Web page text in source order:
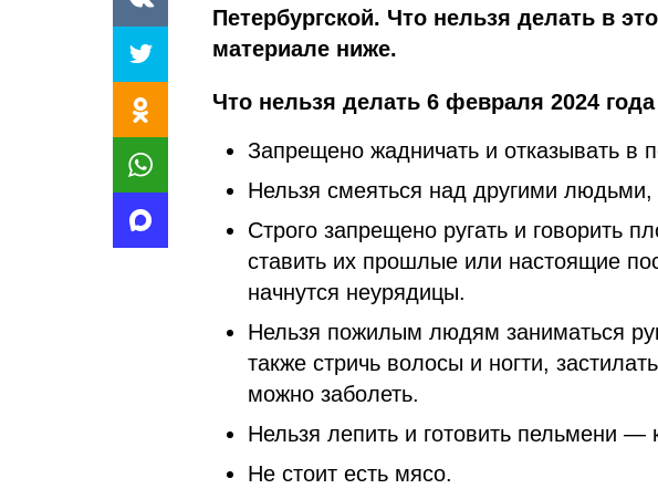
Петербургской. Что нельзя делать в
материале ниже.
Что нельзя делать 6 февраля 2024 года
Запрещено жадничать и отказывать в
Нельзя смеяться над другими людьми,
Строго запрещено ругать и говорить
ставить их прошлые или настоящие
начнутся неурядицы.
Нельзя пожилым людям заниматься
также стричь волосы и ногти,
можно заболеть.
Нельзя лепить и готовить пельмени —
Не стоит есть мясо.